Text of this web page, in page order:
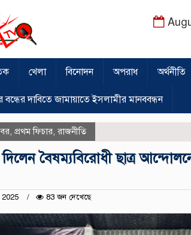
খেলা বিনোদন অপরাধ অর্থনীতি
বন্ধের দাবিতে জামায়াতে ইসলামীর মানববন্ধন
প্রথম ফিচার রাজনীতি
বৈষম্যবিরোধী ছাত্র
83 জন দেখেছে